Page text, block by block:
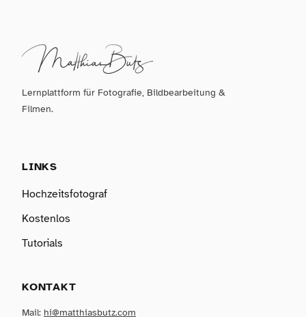
Lernplattform für Fotografie, Bildbearbeitung &
Filmen.
LINKS
Hochzeitsfotograf
Kostenlos
Tutorials
KONTAKT
Mail: hi@matthiasbutz.com